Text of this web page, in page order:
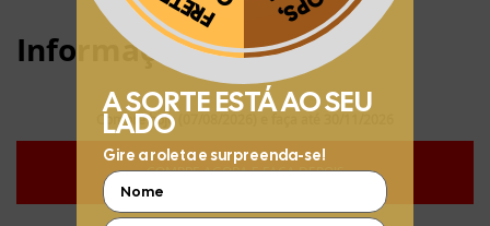
Informações:
Compre hoje (07/08/2026) e faça até 30/11/2026
COMPRE AGORA E FAÇA DEPOIS
Aproveite e receba as novidades e ofertas exclusivas da